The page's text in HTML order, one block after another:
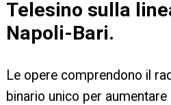
Telesino sulla
Napoli-Bari.
Le opere comprendono il
binario unico per aumentare